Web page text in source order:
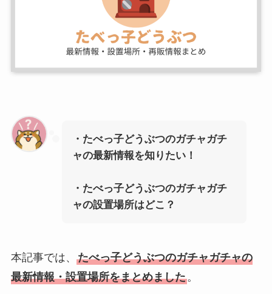
・たべっ子どうぶつのガチャガチ
ャの最新情報を知りたい！
・たべっ子どうぶつのガチャガチ
ャの設置場所はどこ？
本記事では、 たべっ子どうぶつのガチャガチャの
最新情報・設置場所をまとめました。